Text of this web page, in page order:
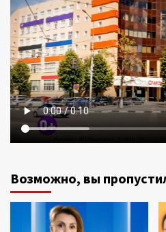
Возможно, вы